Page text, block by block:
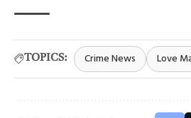
TOPICS: Crime News Love